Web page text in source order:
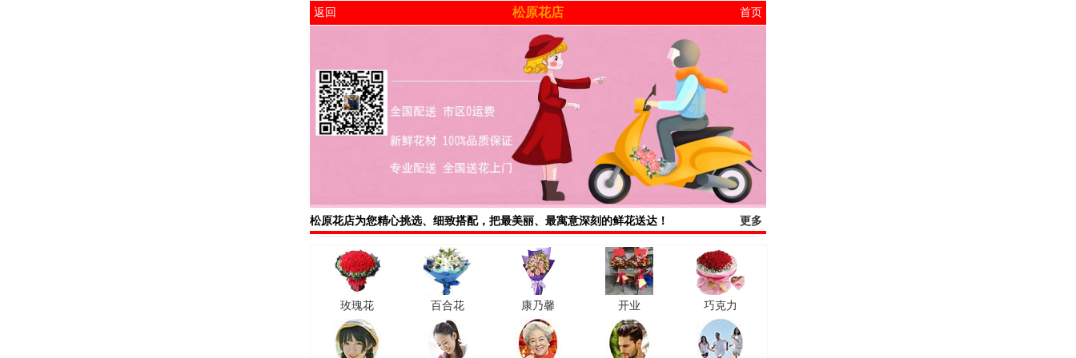
返回 松原花店 首页
松原花店为您精心挑选、细致搭配，把最美丽、最寓意深刻的鲜花送达！ 更多
玫瑰花 百合花 康乃馨 开业 巧克力